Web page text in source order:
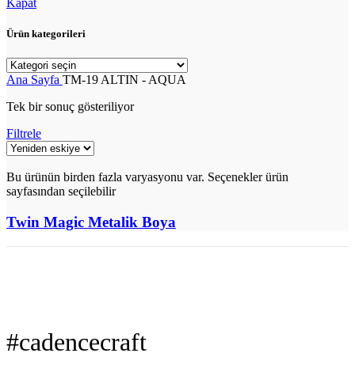
Kapat
Ürün kategorileri
Ana Sayfa TM-19 ALTIN - AQUA
Tek bir sonuç gösteriliyor
Filtrele
Bu ürünün birden fazla varyasyonu var. Seçenekler ürün
sayfasından seçilebilir
Twin Magic Metalik Boya
#cadencecraft